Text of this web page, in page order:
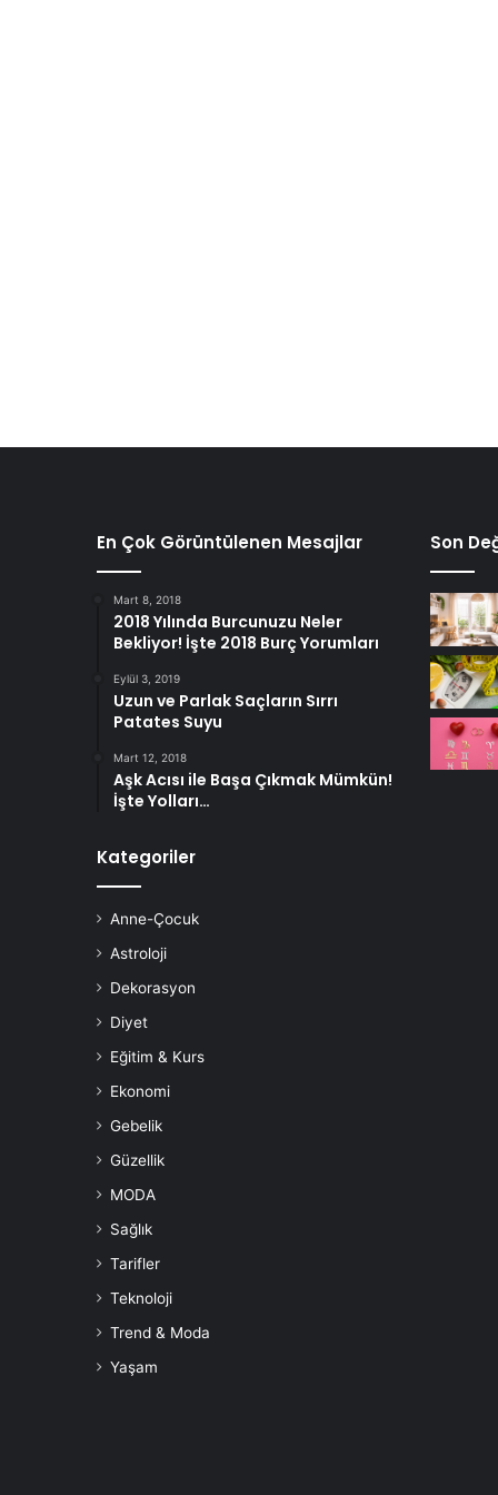
En Çok Görüntülenen Mesajlar
Mart 8, 2018
2018 Yılında Burcunuzu Neler
Bekliyor! İşte 2018 Burç Yorumları
Eylül 3, 2019
Uzun ve Parlak Saçların Sırrı
Patates Suyu
Mart 12, 2018
Aşk Acısı ile Başa Çıkmak Mümkün!
İşte Yolları…
Kategoriler
Anne-Çocuk
Astroloji
Dekorasyon
Diyet
Eğitim & Kurs
Ekonomi
Gebelik
Güzellik
MODA
Sağlık
Tarifler
Teknoloji
Trend & Moda
Yaşam
Son